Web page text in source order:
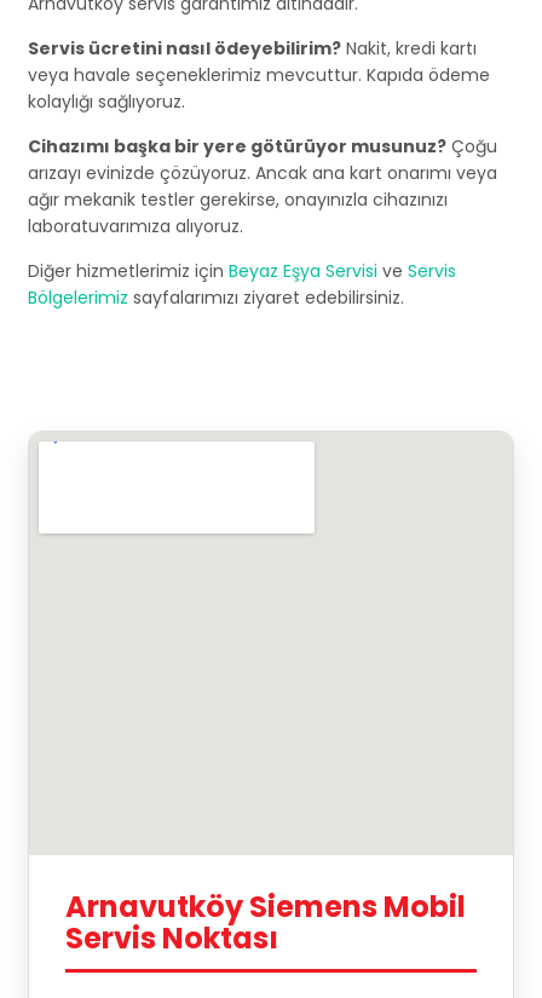
Servis ücretini nasıl ödeyebilirim? Nakit, kredi kartı
veya havale seçeneklerimiz mevcuttur. Kapıda ödeme
kolaylığı sağlıyoruz.
Cihazımı başka bir yere götürüyor musunuz? Çoğu
arızayı evinizde çözüyoruz. Ancak ana kart onarımı veya
ağır mekanik testler gerekirse, onayınızla cihazınızı
laboratuvarımıza alıyoruz.
Diğer hizmetlerimiz için Beyaz Eşya Servisi ve Servis
Bölgelerimiz sayfalarımızı ziyaret edebilirsiniz.
Arnavutköy Siemens Mobil
Servis Noktası